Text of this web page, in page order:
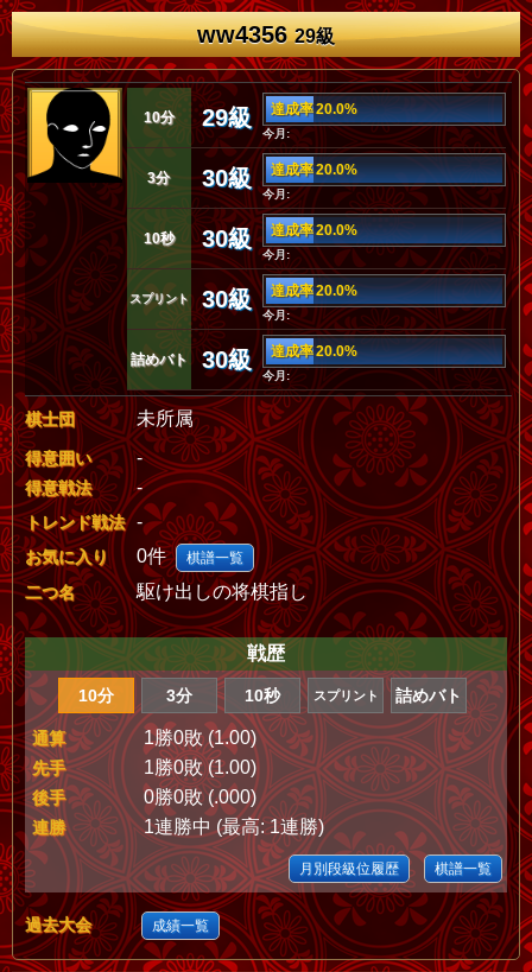
ww435629級
10分 29級 達成率 20.0%
今月:
3分 30級 達成率 20.0%
今月:
10秒 30級 達成率 20.0%
今月:
スプリント 30級 達成率 20.0%
今月:
詰めバト 30級 達成率 20.0%
今月:
棋士団 未所属
得意囲い -
得意戦法 -
トレンド戦法 -
お気に入り 0件 棋譜一覧
二つ名 駆け出しの将棋指し
戦歴
10分 3分 10秒 スプリント 詰めバト
通算 1勝0敗 (1.00)
先手 1勝0敗 (1.00)
後手 0勝0敗 (.000)
連勝 1連勝中 (最高: 1連勝)
月別段級位履歴 棋譜一覧
過去大会 成績一覧